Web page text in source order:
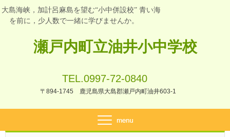
瀬戸内町立油井小中学校
大島海峡，加計呂麻島を望む“小中併設校” 青い海
を前に，少人数で一緒に学びませんか。
TEL.0997-72-0840
〒894-1745 鹿児島県大島郡瀬戸内町油井603-1